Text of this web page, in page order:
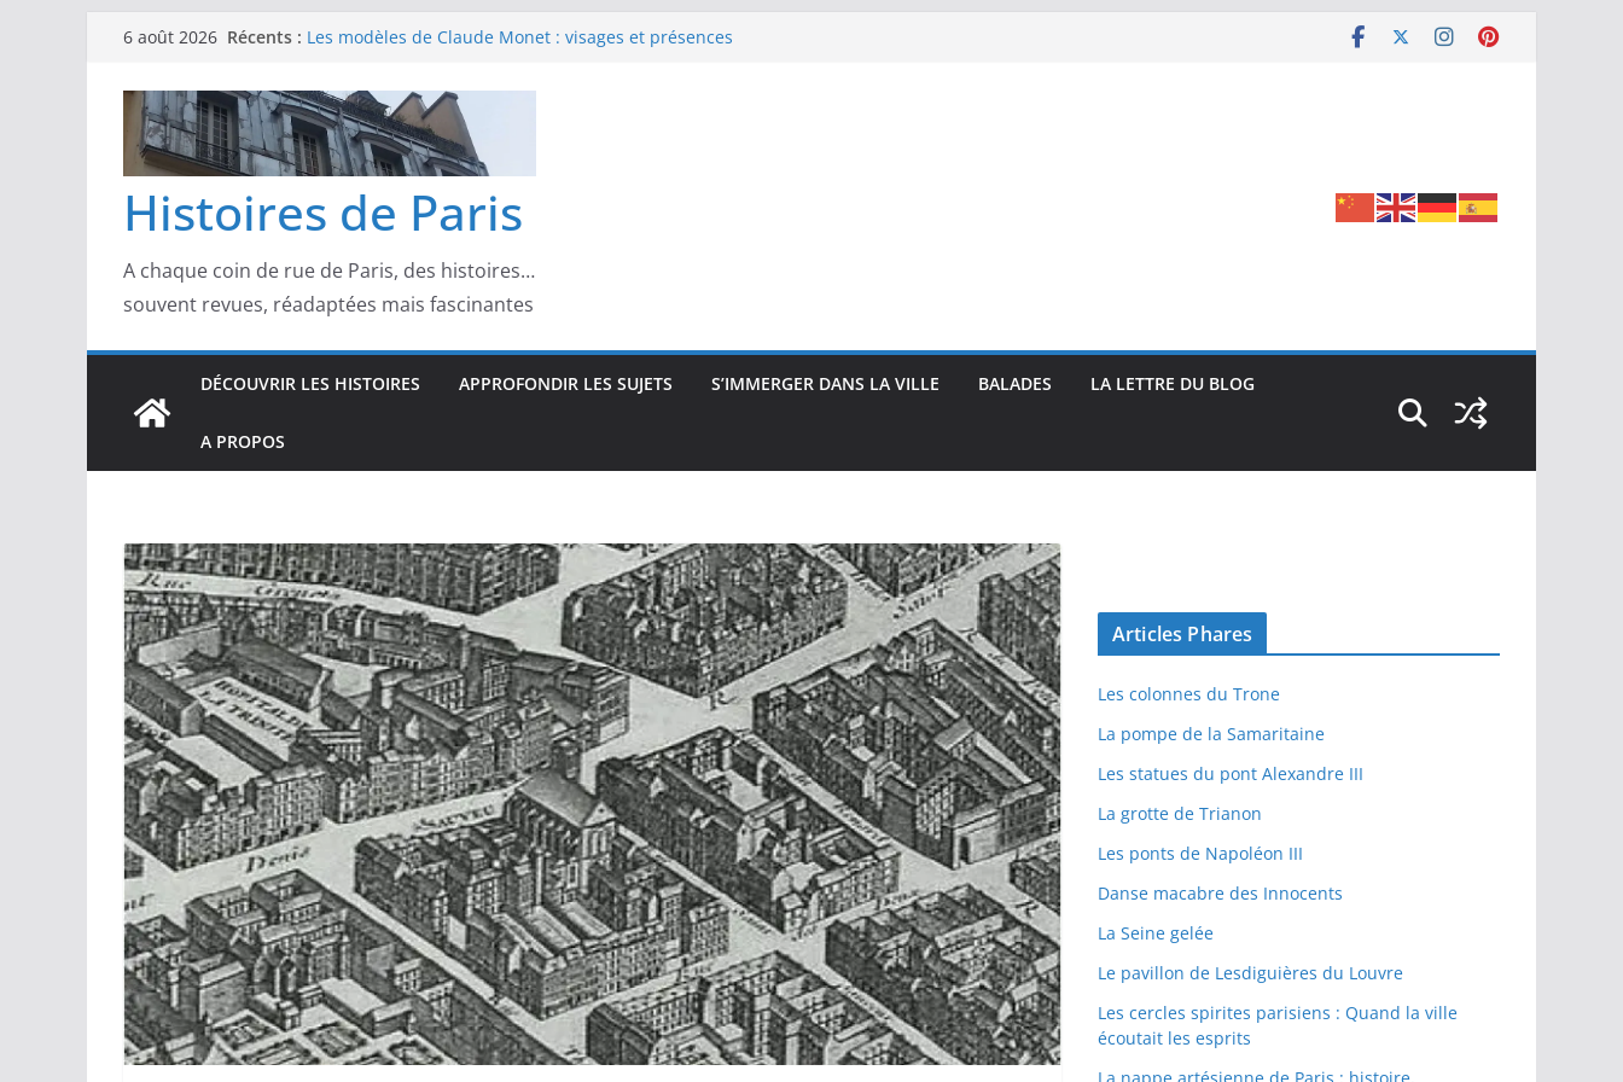
Passer
contenu
6 août 2026 Récents : Les modèles de Claude Monet : visages et présences
confidences de la Belle Époque
Les modèles de Pierre‑Auguste Renoir : visages, corps et
complicités au cœur de l’impressionnisme
Les modèles de Degas : danseuses, travailleuses et visages
d’un Paris moderne
Les modèles de Manet : entre intimité, modernité et
Histoires de Paris
A chaque coin de rue de Paris, des histoires…
souvent revues, réadaptées mais fascinantes
DÉCOUVRIR LES HISTOIRES APPROFONDIR LES SUJETS S’IMMERGER DANS LA VILLE BALADES LA LETTRE DU BLOG
A PROPOS
Articles Phares
Les colonnes du Trone
La pompe de la Samaritaine
Les statues du pont Alexandre III
La grotte de Trianon
Les ponts de Napoléon III
Danse macabre des Innocents
La Seine gelée
Le pavillon de Lesdiguières du Louvre
Les cercles spirites parisiens : Quand la ville
écoutait les esprits
La nappe artésienne de Paris : histoire,